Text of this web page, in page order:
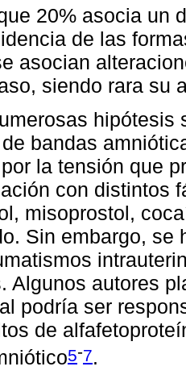
20% asocia un
de las
asocian
siendo rara su
hipótesis
bandas
la tensión que
con distintos
misoprostol,
Sin embargo, se
Algunos autores
podría ser
de
5-7.